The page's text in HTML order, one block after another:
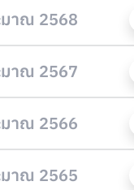
มาณ 2568
มาณ 2567
มาณ 2566
มาณ 2565